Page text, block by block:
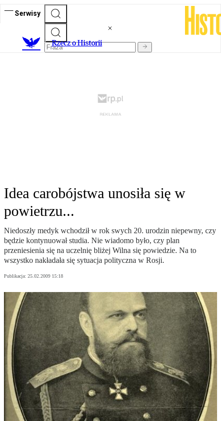
Serwisy
Rzecz o Historii
Idea carobójstwa unosiła się w
powietrzu...
Niedoszły medyk wchodził w rok swych 20. urodzin niepewny, czy
będzie kontynuował studia. Nie wiadomo było, czy plan
przeniesienia się na uczelnię bliżej Wilna się powiedzie. Na to
wszystko nakładała się sytuacja polityczna w Rosji.
Publikacja: 25.02.2009 15:18